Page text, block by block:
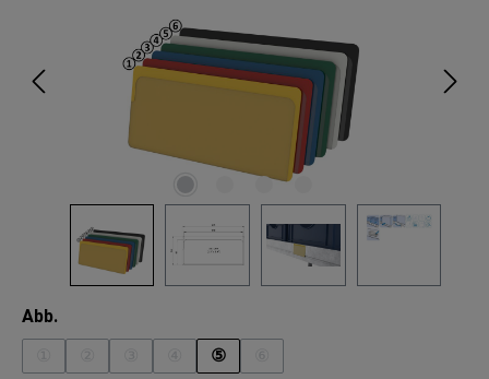
Abb.
(Diese Option ist zurzeit nicht verfügbar.)
(Diese Option ist zurzeit nicht verfügbar.)
(Diese Option ist zurzeit nicht verfügbar.)
(Diese Option ist zurzeit nicht verfügbar.)
⑤
(Diese Option ist zurzeit nicht